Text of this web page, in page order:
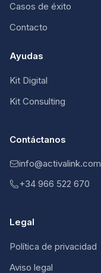
Casos de éxito
Contacto
Ayudas
Kit Digital
Kit Consulting
Contáctanos
info@activalink.com
+34 966 522 670
Legal
Política de privacidad
Aviso legal